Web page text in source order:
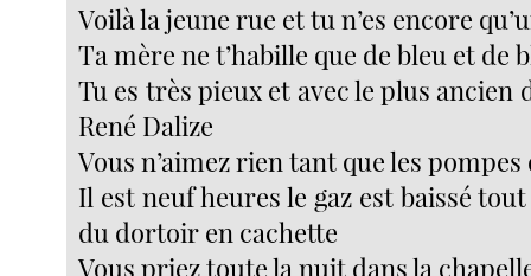
Voilà la jeune rue et tu n’es encore
Ta mère ne t’habille que de bleu et de
Tu es très pieux et avec le plus ancien
René Dalize
Vous n’aimez rien tant que les pompes
Il est neuf heures le gaz est baissé
du dortoir en cachette
Vous priez toute la nuit dans la